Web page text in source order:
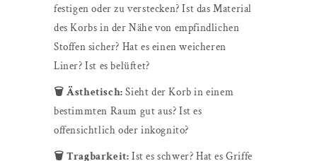
festigen oder zu verstecken? Ist das Material
des Korbs in der Nähe von empfindlichen
Stoffen sicher? Hat es einen weicheren
Liner? Ist es belüftet?
🗑️ Ästhetisch: Sieht der Korb in einem
bestimmten Raum gut aus? Ist es
offensichtlich oder inkognito?
🗑️ Tragbarkeit: Ist es schwer? Hat es Griffe